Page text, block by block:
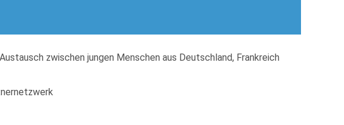
zwischen jungen Menschen aus Deutschland, Frankreich